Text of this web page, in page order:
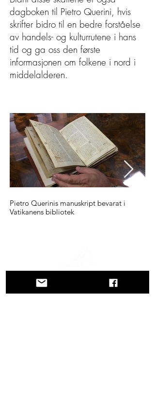
dagboken til Pietro Querini, hvis
skrifter bidro til en bedre forståelse
av handels- og kulturrutene i hans
tid og ga oss den første
informasjonen om folkene i nord i
middelalderen.
Pietro Querinis manuskript bevarat i
Vatikanens bibliotek
En reise gjennom historie, kulturer og
fantastiske landskap. Via Querinissima